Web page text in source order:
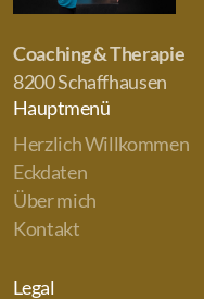
Coaching & Therapie
8200 Schaffhausen
Hauptmenü
Herzlich Willkommen
Eckdaten
Über mich
Kontakt
Legal